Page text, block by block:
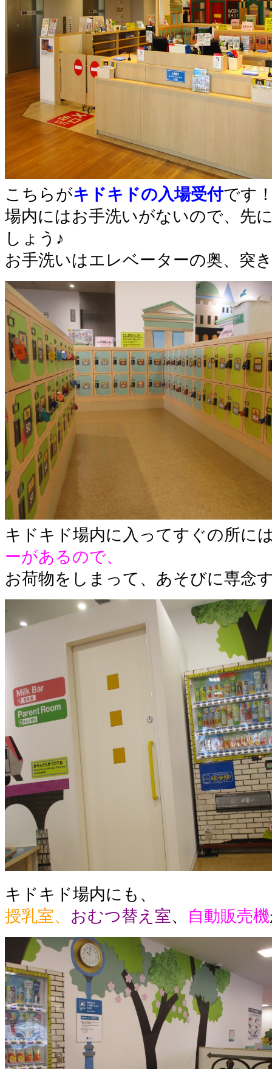
こちらがキドキドの入場受付です
場内にはお手洗いがないので、先
しょう♪
お手洗いはエレベーターの奥、突
キドキド場内に入ってすぐの所に
ーがあるので、
お荷物をしまって、あそびに専念
キドキド場内にも、
授乳室、 おむつ替え室、 自動販売機